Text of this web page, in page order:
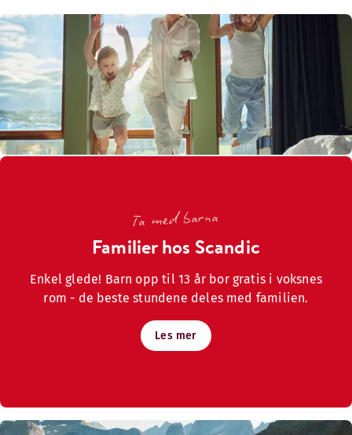
Ta med barna
Familier hos Scandic
Enkel glede! Barn opp til 13 år bor gratis i voksnes
rom - de beste stundene deles med familien.
Les mer